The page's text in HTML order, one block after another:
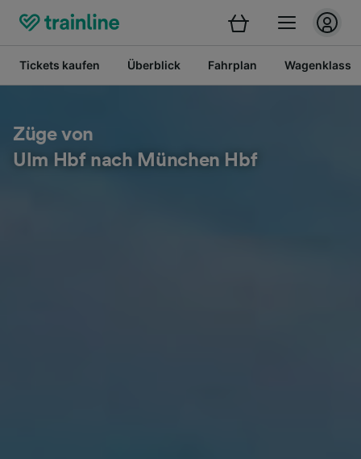
Tickets kaufen Überblick Fahrplan
Züge von
Ulm Hbf nach München Hbf